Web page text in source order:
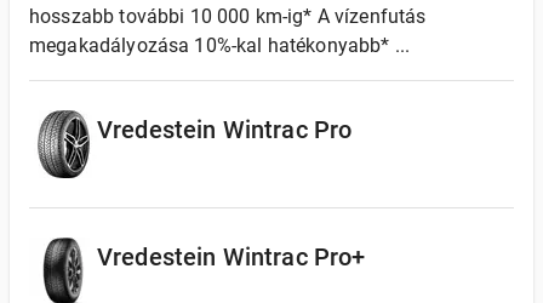
hosszabb további 10 000 km-ig* A vízenfutás
megakadályozása 10%-kal hatékonyabb* ...
Vredestein Wintrac Pro
Vredestein Wintrac Pro+